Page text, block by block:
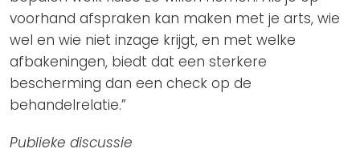
voorhand afspraken kan maken met je arts, wie
wel en wie niet inzage krijgt, en met welke
afbakeningen, biedt dat een sterkere
bescherming dan een check op de
behandelrelatie.”
Publieke discussie